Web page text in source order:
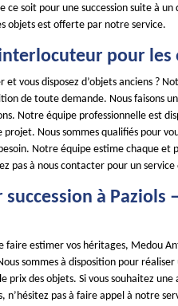
ce soit pour une succession suite à
objets est offerte par notre service.
pour les
et vous disposez d’objets anciens ?
de toute demande. Nous faisons
Notre équipe professionnelle est
projet. Nous sommes qualifiés pour
Notre équipe estime chaque et
pas à nous contacter pour un service
à Paziols
faire estimer vos héritages, Medou
sommes à disposition pour
prix des objets. Si vous souhaitez
n’hésitez pas à faire appel à notre